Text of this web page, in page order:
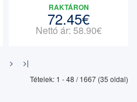
RAKTÁRON
72.45€
Nettó ár: 58.90€
>
>|
Tételek: 1 - 48 / 1667 (35 oldal)